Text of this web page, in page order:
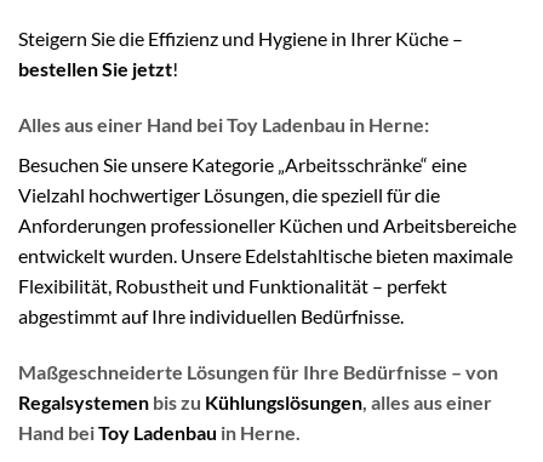
Steigern Sie die Effizienz und Hygiene in Ihrer Küche –
bestellen Sie jetzt!
Alles aus einer Hand bei Toy Ladenbau in Herne:
Besuchen Sie unsere Kategorie „Arbeitsschränke“ eine
Vielzahl hochwertiger Lösungen, die speziell für die
Anforderungen professioneller Küchen und Arbeitsbereiche
entwickelt wurden. Unsere Edelstahltische bieten maximale
Flexibilität, Robustheit und Funktionalität – perfekt
abgestimmt auf Ihre individuellen Bedürfnisse.
Maßgeschneiderte Lösungen für Ihre Bedürfnisse – von
Regalsystemen bis zu Kühlungslösungen, alles aus einer
Hand beiToy Ladenbau in Herne.